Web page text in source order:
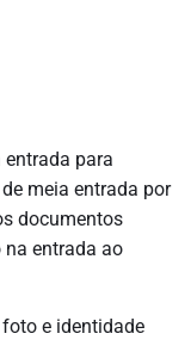
para
meia entrada por
documentos
entrada ao
e identidade